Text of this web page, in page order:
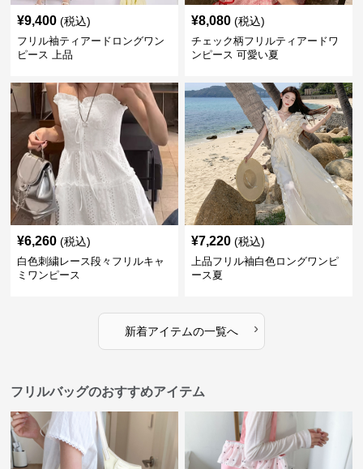
¥9,400 (税込)
フリル袖ティアードロングワン
ピース 上品
¥8,080 (税込)
チェック柄フリルティアードワ
ンピース 可愛い夏
¥6,260 (税込)
白色刺繍レース段々フリルキャ
ミワンピース
¥7,220 (税込)
上品フリル袖白色ロングワンピ
ース夏
新着アイテムの一覧へ ›
フリルバッグのおすすめアイテム